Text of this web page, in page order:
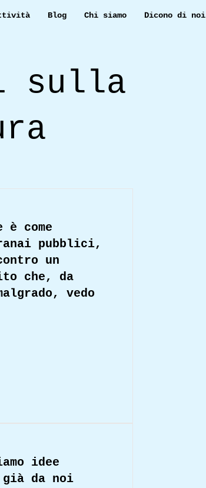
Blog Chi siamo Dicono di noi
sulla
come
pubblici,
un
che, da
vedo
idee
già da noi